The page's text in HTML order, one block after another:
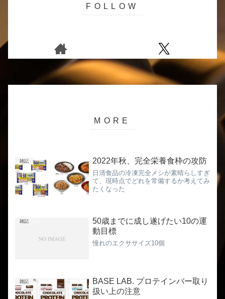
雑記 2022年秋、完全栄養食枠の攻防
日清食品の冷凍完全メシが素晴らしすぎ
て、現時点でどれを常備するか考えてみ
たくなった
雑記
50歳までに成し遂げたい10の運
動目標
憧れのエクササイズ10個
雑記
BASE LAB. プロテインバー取り
扱い上の注意